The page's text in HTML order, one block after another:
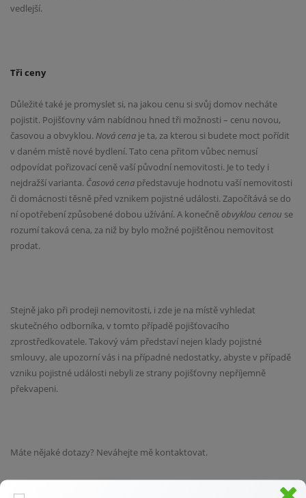
vedlejší.
Tři ceny
Důležité také je promyslet si, na jakou cenu si svůj domov necháte
pojistit. Pojišťovny vám nabídnou hned tři možnosti – cenu novou,
časovou a obvyklou. Nová cena je ta, za kterou si budete moct pořídit
v daném místě nové bydlení. Tato cena přitom vůbec nemusí
odpovídat pořizovací ceně vaší původní nemovitosti. Je to tedy i
nejdražší varianta. Časová cena představuje hodnotu vaší nemovitosti
či domácnosti těsně před vznikem pojistné události. Započítává se do
ní opotřebení způsobené dobou užívání. A konečně obvyklou cenou se
rozumí taková cena, za niž by bylo možné pojištěnou nemovitost
prodat.
Stejně jako při prodeji nemovitosti, i zde je na místě vyhledat
skutečného odborníka, v tomto případě pojišťovacího
zprostředkovatele. Takový vám představí nejen klady pojistné
smlouvy, ale upozorní vás i na případné nedostatky, abyste v případě
vzniku pojistné události nebyli ze strany pojišťovny nepříjemně
překvapeni.
Máte nějaké dotazy? Neváhejte mě kontaktovat.